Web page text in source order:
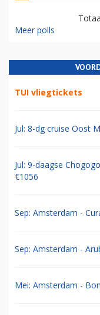
Meer polls
TUI vliegtickets
Jul: 8-dg cruise Oost
Jul: 9-daagse
€1056
Sep: Amsterdam -
Sep: Amsterdam -
Mei: Amsterdam -